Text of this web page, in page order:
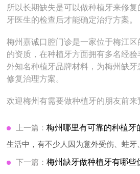
所以长期缺失是可以做种植牙来修
牙医生的检查后才能确定治疗方案。
梅州嘉诚口腔门诊是一家位于梅江
的资质，在种植牙方面拥有多名经
外知名种植牙品牌材料，为梅州缺
修复治理方案。
欢迎梅州有需要做种植牙的朋友前来
上一篇：梅州哪里有可靠的种植牙
生活中，有不少人因为意外受伤、蛀牙
下一篇：梅州缺牙做种植牙有哪些